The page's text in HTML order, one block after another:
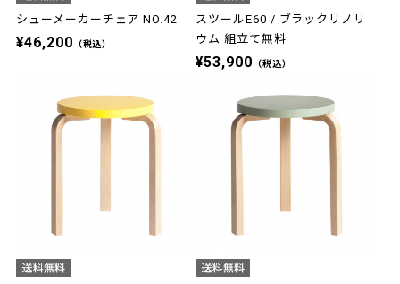
シューメーカーチェア NO.42
¥46,200 （税込）
スツールE60 / ブラックリノリ
ウム 組立て無料
¥53,900 （税込）